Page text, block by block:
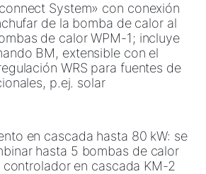
System» con conexión
de la bomba de calor al
de calor WPM-1; incluye
BM, extensible con el
WRS para fuentes de
p.ej. solar
en cascada hasta 80 kW: se
hasta 5 bombas de calor
controlador en cascada KM-2